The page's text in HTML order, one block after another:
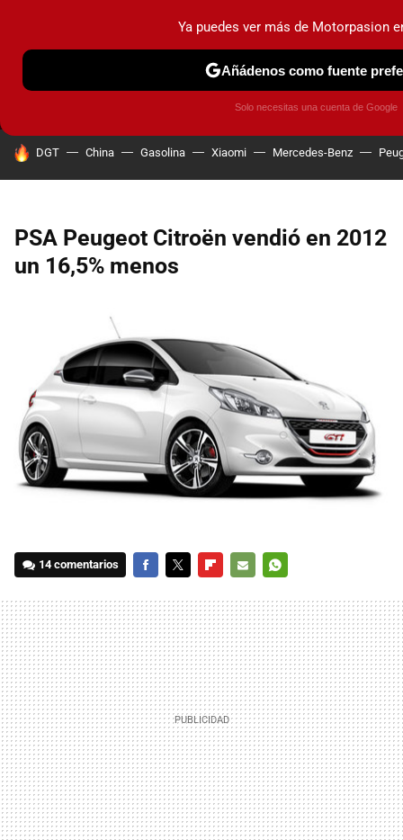
MENÚ NUEVO
OBSERVATORIO F1
HOY SE HABLA DE
DGT China Gasolina Xiaomi Mercedes-Benz
PSA Peugeot Citroën vendió en 2012
un 16,5% menos
14 comentarios
MAIL
Ya puedes ver más de Motorpasion
Añádenos como fuente
Solo necesitas una cuenta de Google